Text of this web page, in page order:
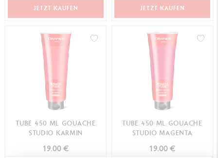
JETZT KAUFEN JETZT KAUFEN
TUBE 450 ML GOUACHE
STUDIO KARMIN
19.00 €
TUBE 450 ML GOUACHE
STUDIO MAGENTA
19.00 €